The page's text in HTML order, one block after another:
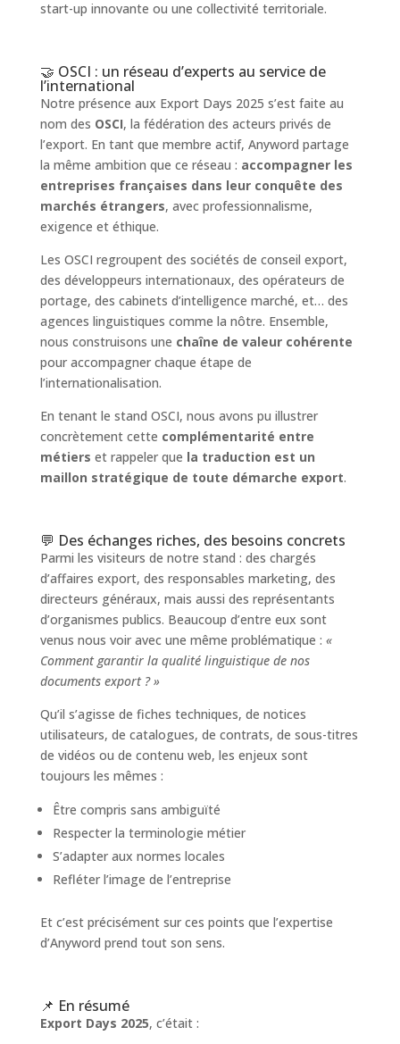
start-up innovante ou une collectivité territoriale.
🤝 OSCI : un réseau d’experts au service de
l’international
Notre présence aux Export Days 2025 s’est faite au
nom des OSCI, la fédération des acteurs privés de
l’export. En tant que membre actif, Anyword partage
la même ambition que ce réseau : accompagner les
entreprises françaises dans leur conquête des
marchés étrangers, avec professionnalisme,
exigence et éthique.
Les OSCI regroupent des sociétés de conseil export,
des développeurs internationaux, des opérateurs de
portage, des cabinets d’intelligence marché, et… des
agences linguistiques comme la nôtre. Ensemble,
nous construisons une chaîne de valeur cohérente
pour accompagner chaque étape de
l’internationalisation.
En tenant le stand OSCI, nous avons pu illustrer
concrètement cette complémentarité entre
métiers et rappeler que la traduction est un
maillon stratégique de toute démarche export.
💬 Des échanges riches, des besoins concrets
Parmi les visiteurs de notre stand : des chargés
d’affaires export, des responsables marketing, des
directeurs généraux, mais aussi des représentants
d’organismes publics. Beaucoup d’entre eux sont
venus nous voir avec une même problématique : «
Comment garantir la qualité linguistique de nos
documents export ? »
Qu’il s’agisse de fiches techniques, de notices
utilisateurs, de catalogues, de contrats, de sous-titres
de vidéos ou de contenu web, les enjeux sont
toujours les mêmes :
Être compris sans ambiguïté
Respecter la terminologie métier
S’adapter aux normes locales
Refléter l’image de l’entreprise
Et c’est précisément sur ces points que l’expertise
d’Anyword prend tout son sens.
📌 En résumé
Export Days 2025, c’était :